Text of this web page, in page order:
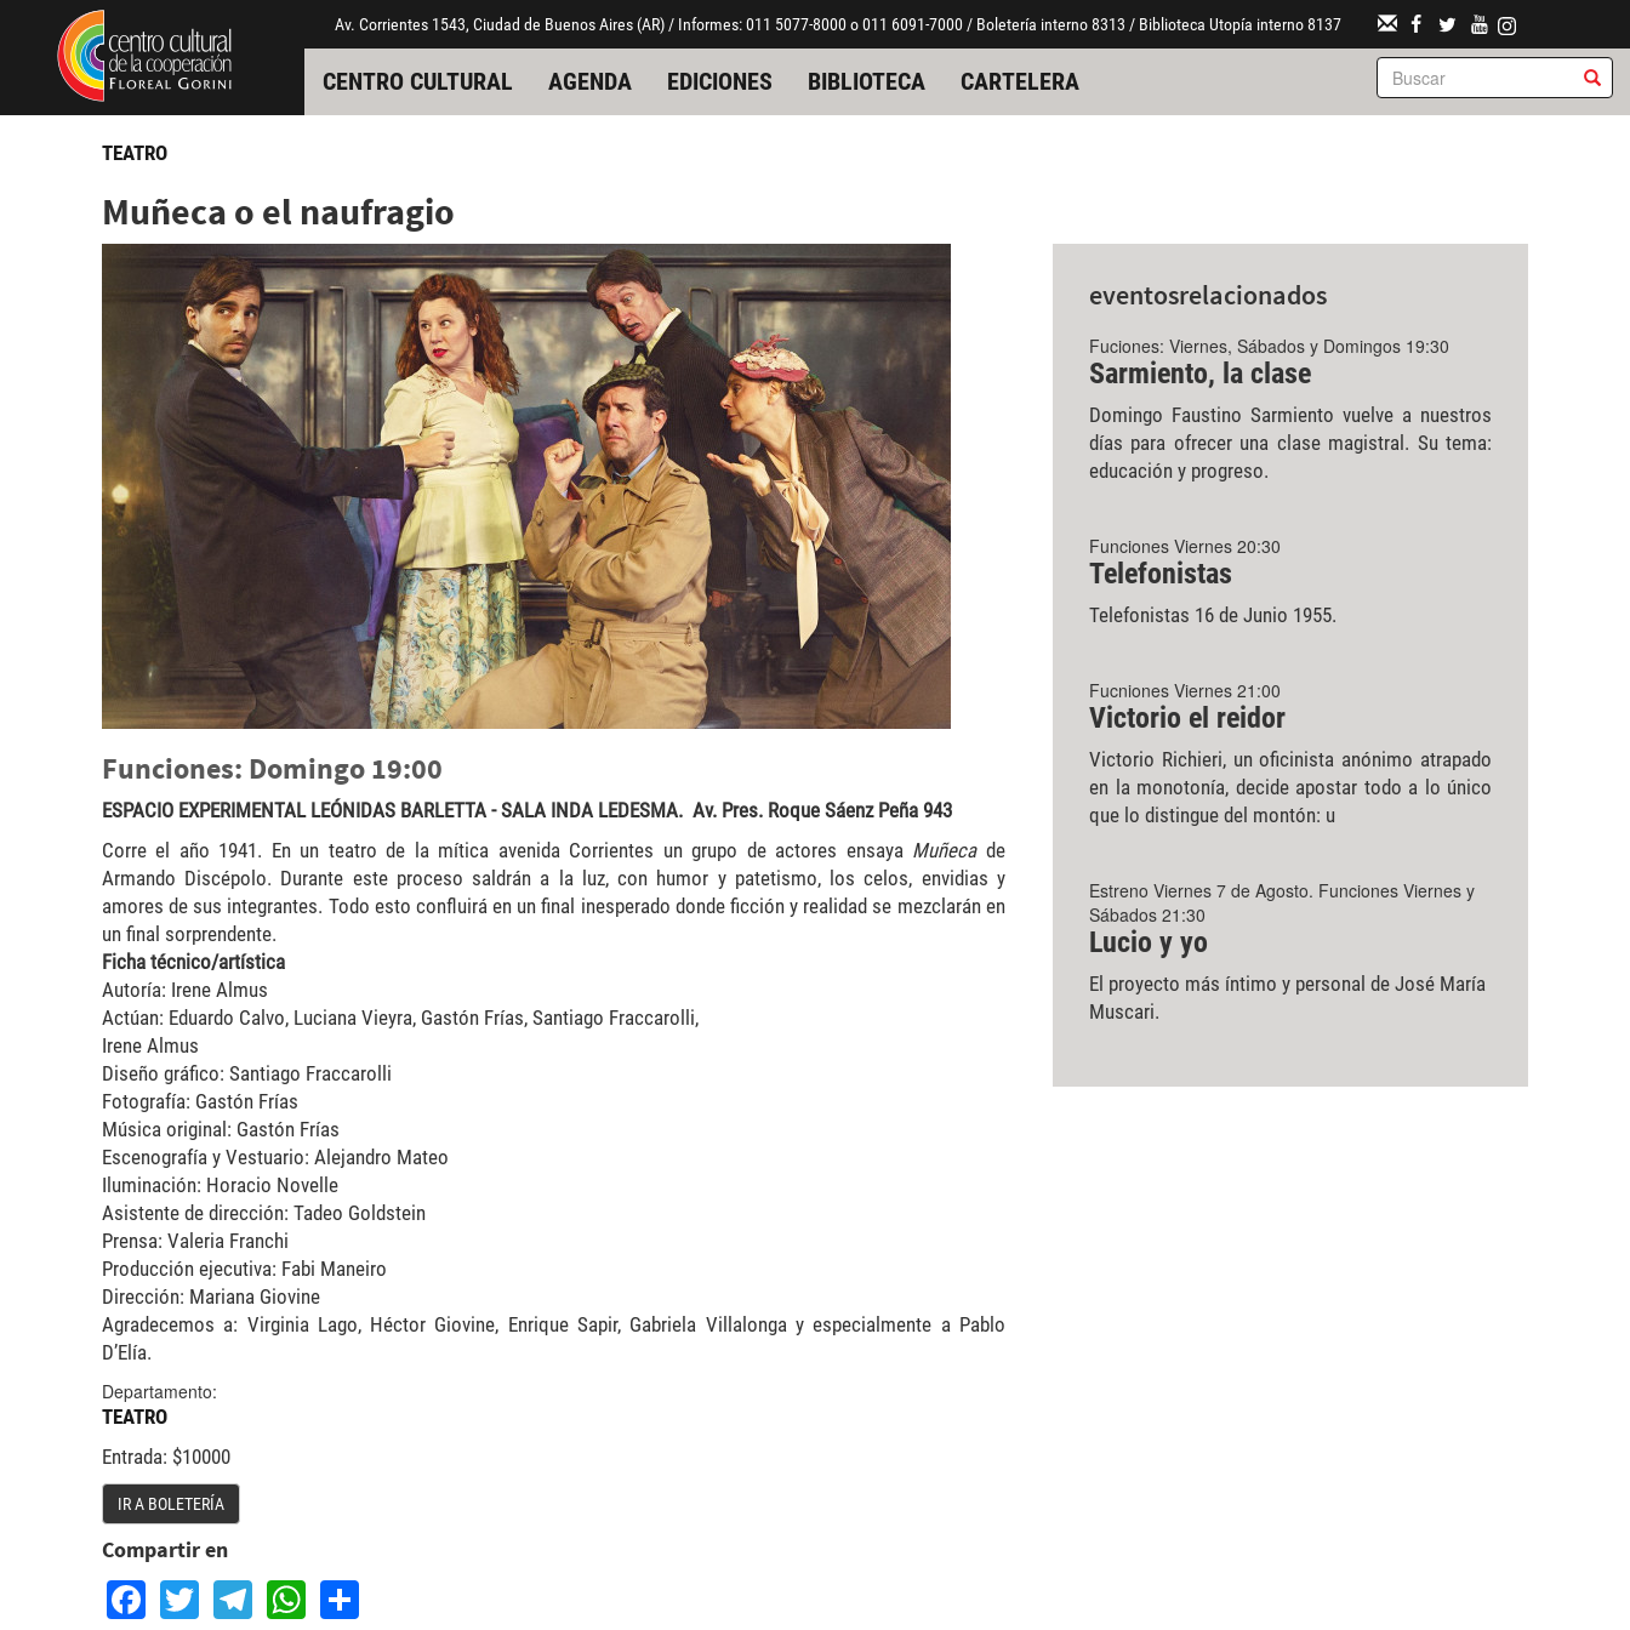
Pasar al contenido principal
Jump to main content Av. Corrientes 1543, Ciudad de Buenos Aires (AR) / Informes: 011 5077-8000 o 011 6091-7000 / Boletería interno 8313 / Biblioteca Utopía interno 8137
CENTRO CULTURAL AGENDA EDICIONES BIBLIOTECA CARTELERA
TEATRO
Muñeca o el naufragio
Funciones: Domingo 19:00
ESPACIO EXPERIMENTAL LEÓNIDAS BARLETTA - SALA INDA LEDESMA. Av. Pres. Roque Sáenz Peña 943
Corre el año 1941. En un teatro de la mítica avenida Corrientes un grupo de actores ensaya Muñecade
Armando Discépolo. Durante este proceso saldrán a la luz, con humor y patetismo, los celos, envidias y
amores de sus integrantes. Todo esto confluirá en un final inesperado donde ficción y realidad se mezclarán en
un final sorprendente.
Ficha técnico/artística
Autoría: Irene Almus
Actúan: Eduardo Calvo, Luciana Vieyra, Gastón Frías, Santiago Fraccarolli,
Irene Almus
Diseño gráfico: Santiago Fraccarolli
Fotografía: Gastón Frías
Música original: Gastón Frías
Escenografía y Vestuario: Alejandro Mateo
Iluminación: Horacio Novelle
Asistente de dirección: Tadeo Goldstein
Prensa: Valeria Franchi
Producción ejecutiva: Fabi Maneiro
Dirección: Mariana Giovine
Agradecemos a: Virginia Lago, Héctor Giovine, Enrique Sapir, Gabriela Villalonga y especialmente a Pablo
D’Elía.
Departamento:
TEATRO
Entrada: $10000
IR A BOLETERÍA
Compartir en
Facebook
TwitterTelegram
WhatsApp
eventosrelacionados
Fuciones: Viernes, Sábados y Domingos 19:30
Sarmiento, la clase
Domingo Faustino Sarmiento vuelve a nuestros
días para ofrecer una clase magistral. Su tema:
educación y progreso.
Funciones Viernes 20:30
Telefonistas
Telefonistas 16 de Junio 1955.
Fucniones Viernes 21:00
Victorio el reidor
Victorio Richieri, un oficinista anónimo atrapado
en la monotonía, decide apostar todo a lo único
que lo distingue del montón: u
Estreno Viernes 7 de Agosto. Funciones Viernes y
Sábados 21:30
Lucio y yo
El proyecto más íntimo y personal de José María
Muscari.